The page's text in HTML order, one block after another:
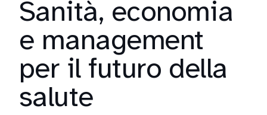
Sanità, economia
e management
per il futuro della
salute